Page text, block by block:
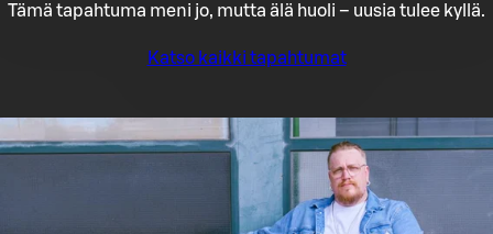
Tämä tapahtuma meni jo, mutta älä huoli – uusia tulee kyllä.
Katso kaikki tapahtumat